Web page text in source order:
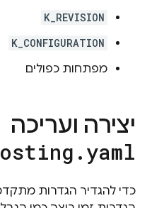
K_REVISION
K_CONFIGURATION
מפתחות כפולים
יצירה ועריכה
.yaml
כדי להגדיר הגדרות